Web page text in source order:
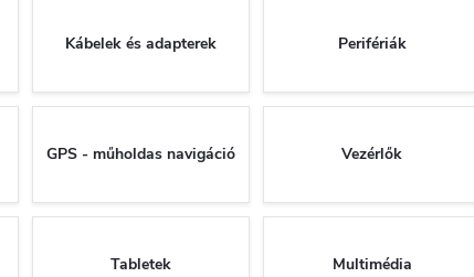
Kábelek és adapterek Perifériák
GPS - műholdas navigáció Vezérlők
Tabletek Multimédia